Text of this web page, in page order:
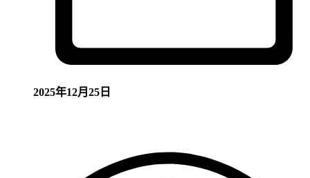
2025年12月25日